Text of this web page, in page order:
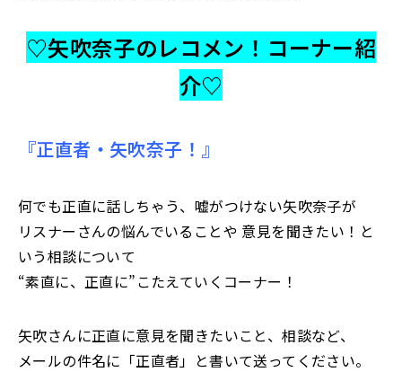
♡矢吹奈子のレコメン！コーナー紹
介♡
『正直者・矢吹奈子！』
何でも正直に話しちゃう、嘘がつけない矢吹奈子が
リスナーさんの悩んでいることや 意見を聞きたい！と
いう相談について
“素直に、正直に”こたえていくコーナー！
矢吹さんに正直に意見を聞きたいこと、相談など、
メールの件名に「正直者」と書いて送ってください。